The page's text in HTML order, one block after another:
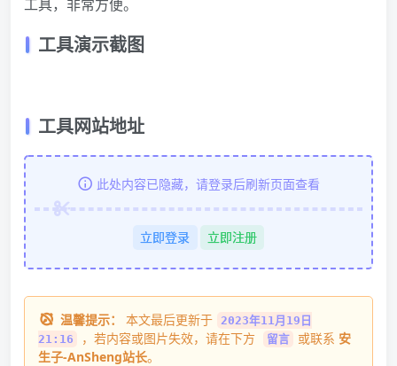
工具，非常方便。
工具演示截图
工具网站地址
此处内容已隐藏，请登录后刷新页面查看
立即登录 立即注册
温馨提示： 本文最后更新于
2023年11月19日
21:16
，若内容或图片失效，请在下方 留言 或联系 安
生子-AnSheng站长。